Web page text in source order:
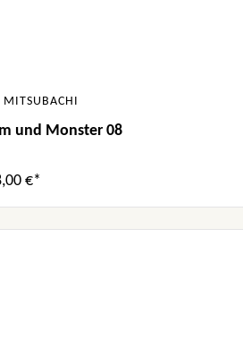
und Monster 08
€*